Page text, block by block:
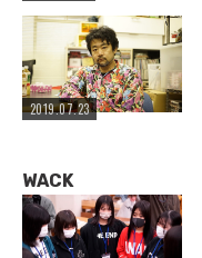
2019.07.23
WACK